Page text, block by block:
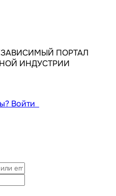
ПОРТАЛ
ИНДУСТРИИ
Войти